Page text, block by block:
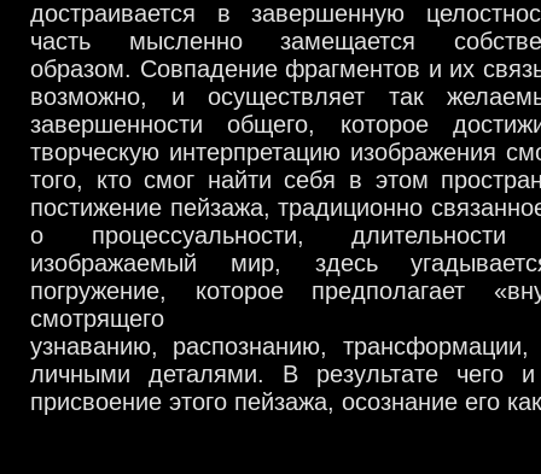
достраивается в завершенную
часть мысленно замещается
образом. Совпадение фрагментов и их
возможно, и осуществляет так
завершенности общего, которое
творческую интерпретацию изображения
того, кто смог найти себя в этом
постижение пейзажа,традиционно
о процессуальности,
изображаемый мир, здесь
погружение, которое предполагает
узнаванию, распознанию, трансформации
личными деталями. В результате чего
присвоение этого пейзажа, осознание его